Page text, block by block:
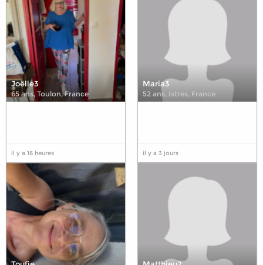
Joëlle3
65 ans, Toulon, France
il y a 16 heures
Maria3
52 ans, Istres, France
il y a 3 jours